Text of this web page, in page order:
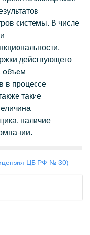
системы. В числе
действующего
объем
в процессе
такие
наличие
ЦБ РФ № 30)